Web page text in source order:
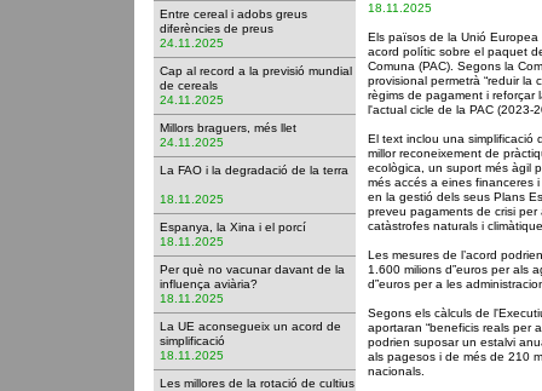
Entre cereal i adobs greus
diferències de preus
24.11.2025
Cap al record a la previsió mundial
de cereals
24.11.2025
Millors braguers, més llet
24.11.2025
La FAO i la degradació de la terra
18.11.2025
Espanya, la Xina i el porcí
18.11.2025
Per què no vacunar davant de la
influença aviària?
18.11.2025
La UE aconsegueix un acord de
simplificació
18.11.2025
Les millores de la rotació de cultius
18.11.2025
Els països de la Unió
acord polític sobre el paquet
Comuna (PAC). Segons la
provisional permetrà “reduir la
règims de pagament i reforçar
l'actual cicle de la PAC (2023-
El text inclou una simplificació
millor reconeixement de
ecològica, un suport més àgil
més accés a eines financeres
en la gestió dels seus Plans
preveu pagaments de crisi
catàstrofes naturals i
Les mesures de l’acord
1.600 milions d‟euros per als
d‟euros per a les
Segons els càlculs de
aportaran “beneficis reals per
podrien suposar un estalvi
als pagesos i de més de 210
nacionals.